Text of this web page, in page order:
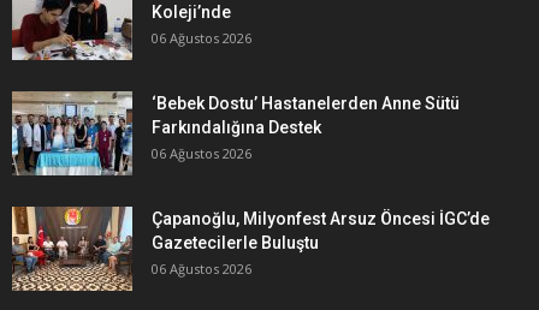
Koleji’nde
06 Ağustos 2026
‘Bebek Dostu’ Hastanelerden Anne Sütü
Farkındalığına Destek
06 Ağustos 2026
Çapanoğlu, Milyonfest Arsuz Öncesi İGC’de
Gazetecilerle Buluştu
06 Ağustos 2026